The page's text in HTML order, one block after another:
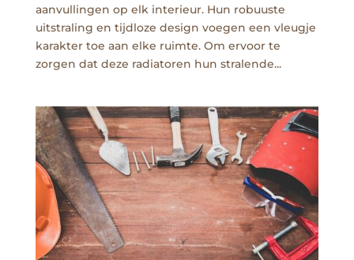
aanvullingen op elk interieur. Hun robuuste
uitstraling en tijdloze design voegen een vleugje
karakter toe aan elke ruimte. Om ervoor te
zorgen dat deze radiatoren hun stralende...